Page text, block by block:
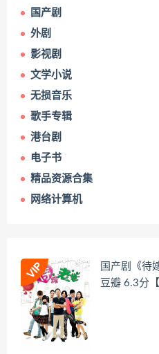
国产剧
外剧
影视剧
文学小说
无损音乐
歌手专辑
港台剧
电子书
精品资源合集
网络计算机
国产剧《待
豆瓣 6.3分